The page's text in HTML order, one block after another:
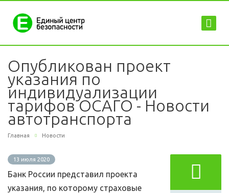
Опубликован проект
указания по
индивидуализации
тарифов ОСАГО - Новости
автотранспорта
Главная Новости
13 июля 2020
Банк России представил проекта
указания, по которому страховые